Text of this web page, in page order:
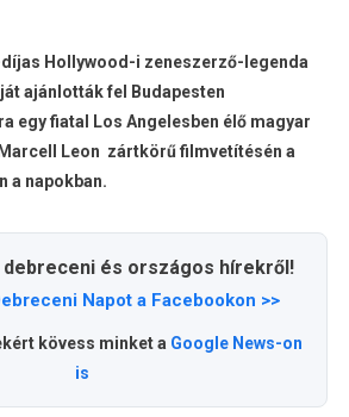
díjas Hollywood-i zeneszerző-legenda
ajánlották fel Budapesten
egy fiatal Los Angelesben élő magyar
Leon zártkörű filmvetítésén a
a napokban.
debreceni és országos hírekről!
Napot a Facebookon >>
kövess minket a Google News-on
is